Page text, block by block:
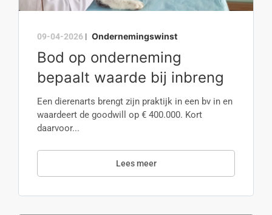
09-04-2026 | Ondernemingswinst
Bod op onderneming
bepaalt waarde bij inbreng
Een dierenarts brengt zijn praktijk in een bv in en
waardeert de goodwill op € 400.000. Kort
daarvoor...
Lees meer